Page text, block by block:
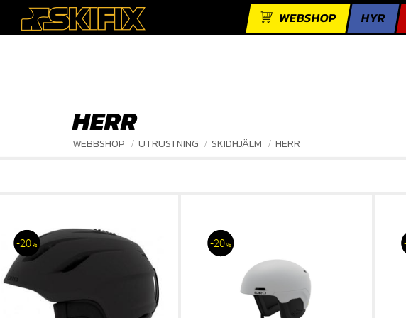
WEBSHOP HYR
HERR
WEBBSHOP UTRUSTNING SKIDHJÄLM HERR
20 % 20 %